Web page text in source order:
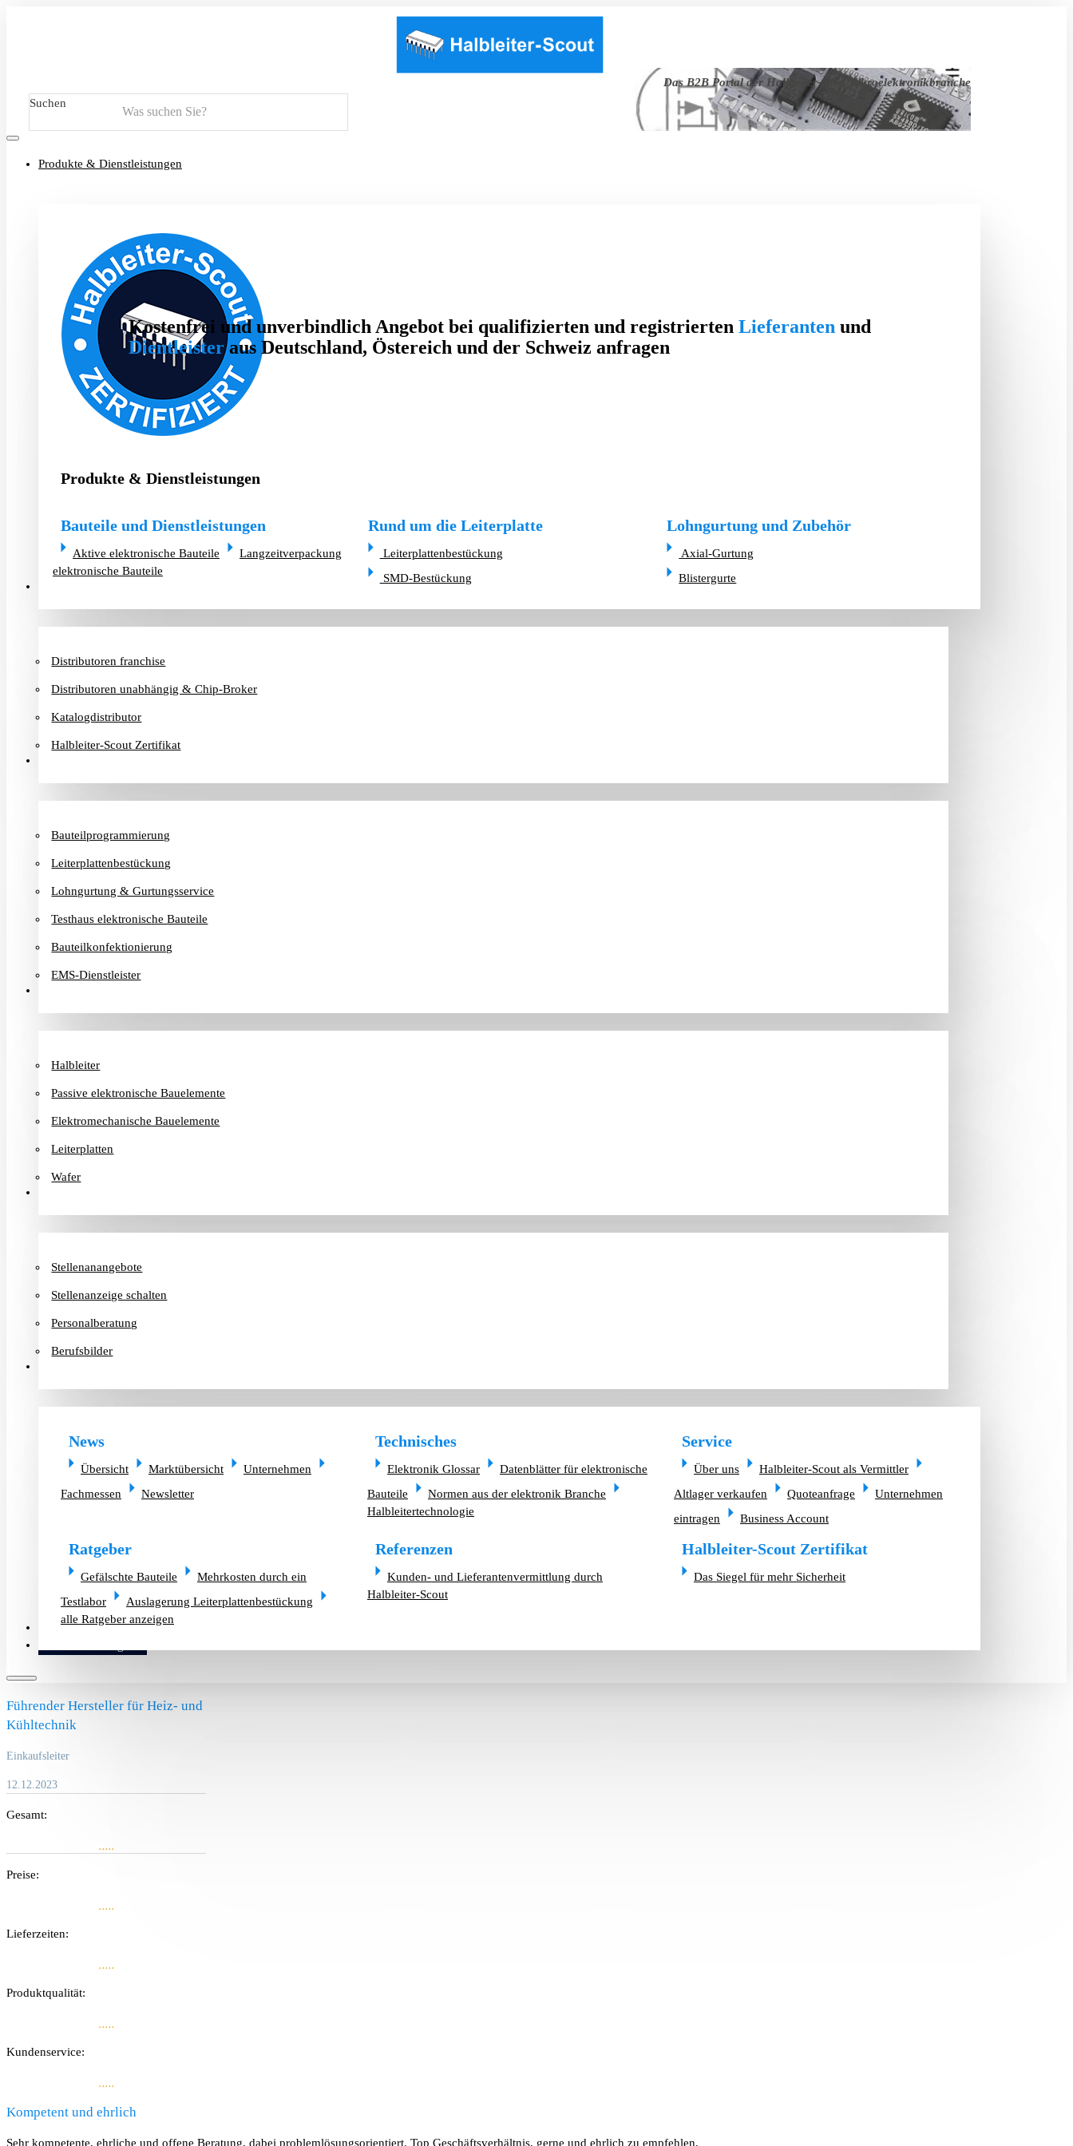
Das B2B Portal der Halbleiter- und Mikroelektronikbranche
Suchen
Produkte & Dienstleistungen
Kostenfrei und unverbindlich Angebot bei qualifizierten und registrierten Lieferanten und
Dientleisteraus Deutschland, Östereich und der Schweiz anfragen
Produkte & Dienstleistungen
Bauteile und Dienstleistungen
Aktive elektronische Bauteile
Langzeitverpackung
elektronische Bauteile
Rund um die Leiterplatte
Leiterplattenbestückung
SMD-Bestückung
Lohngurtung und Zubehör
Axial-Gurtung
Blistergurte
Distributoren franchise
Distributoren unabhängig & Chip-Broker
Katalogdistributor
Halbleiter-Scout Zertifikat
Bauteilprogrammierung
Leiterplattenbestückung
Lohngurtung & Gurtungsservice
Testhaus elektronische Bauteile
Bauteilkonfektionierung
EMS-Dienstleister
Halbleiter
Passive elektronische Bauelemente
Elektromechanische Bauelemente
Leiterplatten
Wafer
Stellenanangebote
Stellenanzeige schalten
Personalberatung
Berufsbilder
News
Übersicht Marktübersicht
Unternehmen
Fachmessen
Newsletter
Technisches
Elektronik Glossar
Datenblätter für elektronische
Bauteile
Normen aus der elektronik Branche
Halbleitertechnologie
Service
Über uns
Halbleiter-Scout als Vermittler
Altlager verkaufen
Quoteanfrage
Unternehmen
eintragen
Business Account
Ratgeber
Gefälschte Bauteile
Mehrkosten durch ein
Testlabor
Auslagerung Leiterplattenbestückung
alle Ratgeber anzeigen
Referenzen
Kunden- und Lieferantenvermittlung durch
Halbleiter-Scout
Halbleiter-Scout Zertifikat
Das Siegel für mehr Sicherheit
Altlager verkaufen
Führender Hersteller für Heiz- und
Kühltechnik
Einkaufsleiter
12.12.2023
Gesamt:
Preise:
Lieferzeiten:
Produkt­qualität:
Kunden­service:
Kompetent und ehrlich
Sehr kompetente, ehrliche und offene Beratung, dabei problemlösungsorientiert. Top Geschäftsverhältnis, gerne und ehrlich zu empfehlen.